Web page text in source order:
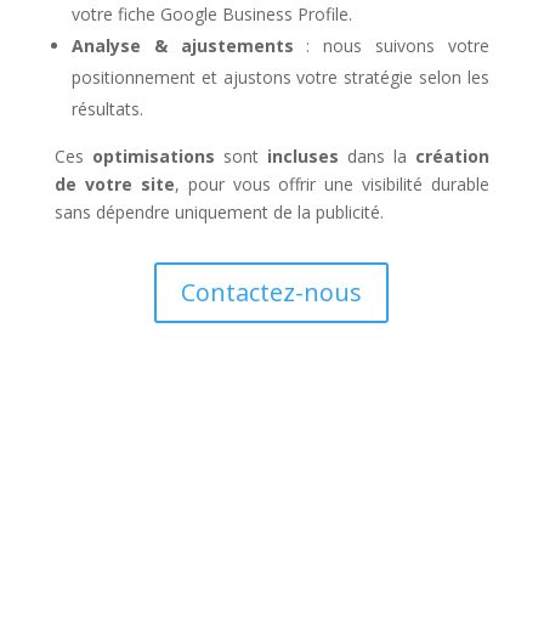
votre fiche Google Business Profile.
Analyse & ajustements : nous suivons votre
positionnement et ajustons votre stratégie selon les
résultats.
Ces optimisations sont incluses dans la création
de votre site, pour vous offrir une visibilité durable
sans dépendre uniquement de la publicité.
Contactez-nous